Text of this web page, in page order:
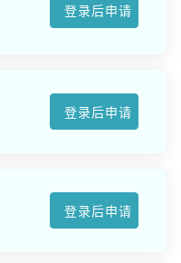
登录后申请
登录后申请
登录后申请